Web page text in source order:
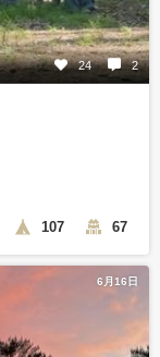
24 2
107 67
6月16日